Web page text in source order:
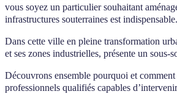
vous soyez un particulier souhaitant
infrastructures souterraines est
Dans cette ville en pleine transformation
et ses zones industrielles, présente un
Découvrons ensemble pourquoi et comment
professionnels qualifiés capables